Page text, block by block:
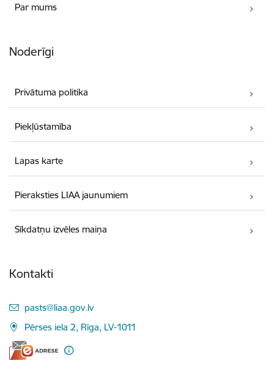
Par mums
Noderīgi
Privātuma politika
Piekļūstamība
Lapas karte
Pieraksties LIAA jaunumiem
Sīkdatņu izvēles maiņa
Kontakti
E-pasts:
pasts@liaa.gov.lv
Pērses iela 2, Rīga, LV-1011